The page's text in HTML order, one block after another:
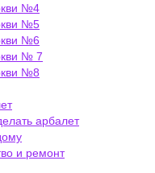
№4
№5
№6
№ 7
№8
арбалет
и ремонт